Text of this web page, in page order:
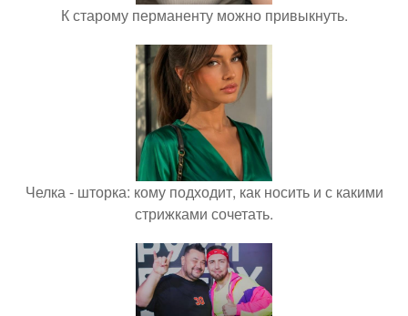
К старому перманенту можно привыкнуть.
Челка - шторка: кому подходит, как носить и с какими
стрижками сочетать.